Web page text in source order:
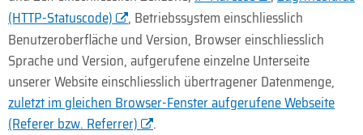
(HTTP-Statuscode)
, Betriebs­system einschliesslich
Benutzer­oberfläche und Version, Browser einschliesslich
Sprache und Version, aufgerufene einzelne Unterseite
unserer Website einschliesslich übertragener Daten­menge,
zuletzt im gleichen Browser-Fenster aufgerufene Webseite
(Referer bzw. Referrer)
.